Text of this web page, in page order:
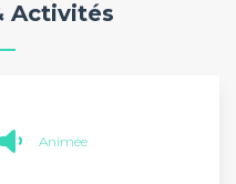
Activités
Animée